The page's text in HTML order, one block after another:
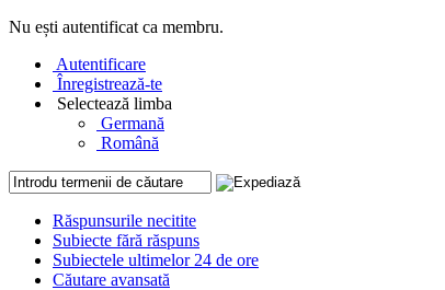
Nu ești autentificat ca membru.
Autentificare
Înregistrează-te
Selectează limba
Germană
Română
Răspunsurile necitite
Subiecte fără răspuns
Subiectele ultimelor 24 de ore
Căutare avansată